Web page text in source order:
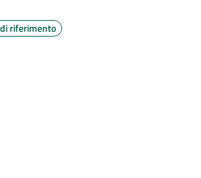
riferimento